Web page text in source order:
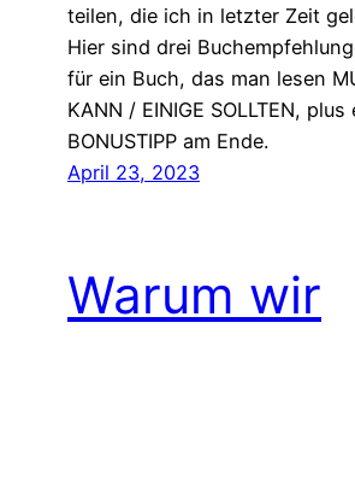
teilen, die ich in letzter Zeit
Hier sind drei
für ein Buch, das man lesen
KANN / EINIGE SOLLTEN, plus
BONUSTIPP am Ende.
April 23, 2023
Warum wir